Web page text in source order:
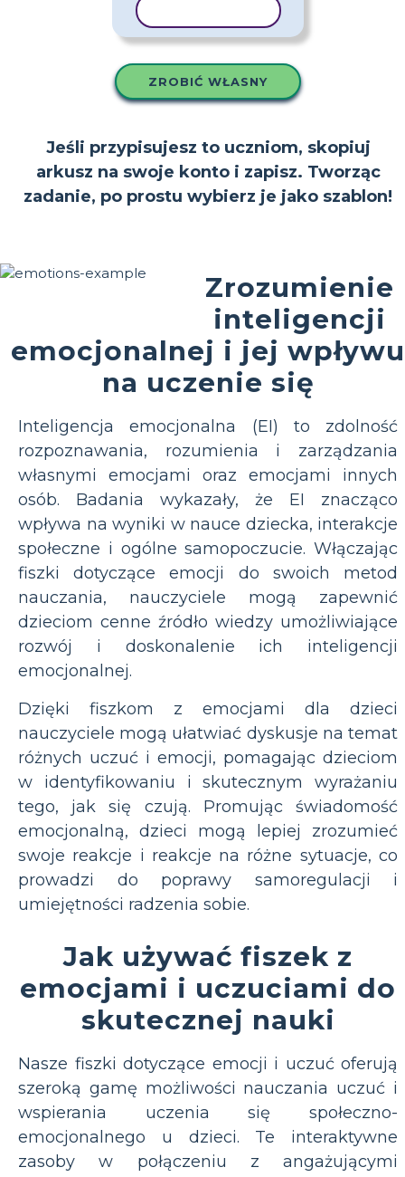
ZROBIĆ WŁASNY
Jeśli przypisujesz to uczniom, skopiuj
arkusz na swoje konto i zapisz. Tworząc
zadanie, po prostu wybierz je jako szablon!
Zrozumienie
inteligencji
emocjonalnej i jej wpływu
na uczenie się
Inteligencja emocjonalna (EI) to zdolność
rozpoznawania, rozumienia i zarządzania
własnymi emocjami oraz emocjami innych
osób. Badania wykazały, że EI znacząco
wpływa na wyniki w nauce dziecka, interakcje
społeczne i ogólne samopoczucie. Włączając
fiszki dotyczące emocji do swoich metod
nauczania, nauczyciele mogą zapewnić
dzieciom cenne źródło wiedzy umożliwiające
rozwój i doskonalenie ich inteligencji
emocjonalnej.
Dzięki fiszkom z emocjami dla dzieci
nauczyciele mogą ułatwiać dyskusje na temat
różnych uczuć i emocji, pomagając dzieciom
w identyfikowaniu i skutecznym wyrażaniu
tego, jak się czują. Promując świadomość
emocjonalną, dzieci mogą lepiej zrozumieć
swoje reakcje i reakcje na różne sytuacje, co
prowadzi do poprawy samoregulacji i
umiejętności radzenia sobie.
Jak używać fiszek z
emocjami i uczuciami do
skutecznej nauki
Nasze fiszki dotyczące emocji i uczuć oferują
szeroką gamę możliwości nauczania uczuć i
wspierania uczenia się społeczno-
emocjonalnego u dzieci. Te interaktywne
zasoby w połączeniu z angażującymi